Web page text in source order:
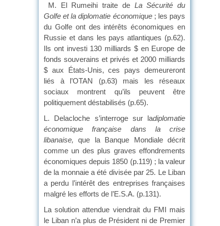
M. El Rumeihi traite de La Sécurité du
Golfe et la diplomatie économique ; les pays
du Golfe ont des intérêts économiques en
Russie et dans les pays atlantiques (p.62).
Ils ont investi 130 milliards $ en Europe de
fonds souverains et privés et 2000 milliards
$ aux États-Unis, ces pays demeureront
liés à l’OTAN (p.63) mais les réseaux
sociaux montrent qu’ils peuvent être
politiquement déstabilisés (p.65).
L. Delacloche s’interroge sur ladiplomatie
économique française dans la
crise
libanaise,que la Banque Mondiale décrit
comme un des plus graves effondrements
économiques depuis 1850 (p.119) ; la valeur
de la monnaie a été divisée par 25. Le Liban
a perdu l’intérêt des entreprises françaises
malgré les efforts de l’E.S.A. (p.131).
La solution attendue viendrait du FMI mais
le Liban n’a plus de Président ni de Premier